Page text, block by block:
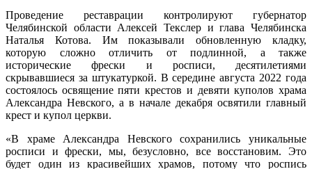
Проведение реставрации контролируют губернатор
Челябинской области Алексей Текслер и глава Челябинска
Наталья Котова. Им показывали обновленную кладку,
которую сложно отличить от подлинной, а также
исторические фрески и росписи, десятилетиями
скрывавшиеся за штукатуркой. В середине августа 2022 года
состоялось освящение пяти крестов и девяти куполов храма
Александра Невского, а в начале декабря освятили главный
крест и купол церкви.
«В храме Александра Невского сохранились уникальные
росписи и фрески, мы, безусловно, все восстановим. Это
будет один из красивейших храмов, потому что роспись